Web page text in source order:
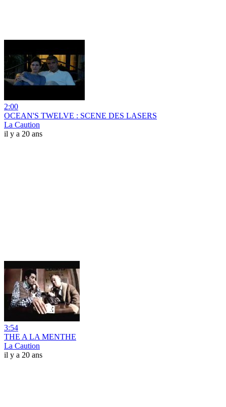
2:00
OCEAN'S TWELVE : SCENE DES LASERS
La Caution
il y a 20 ans
3:54
THE A LA MENTHE
La Caution
il y a 20 ans